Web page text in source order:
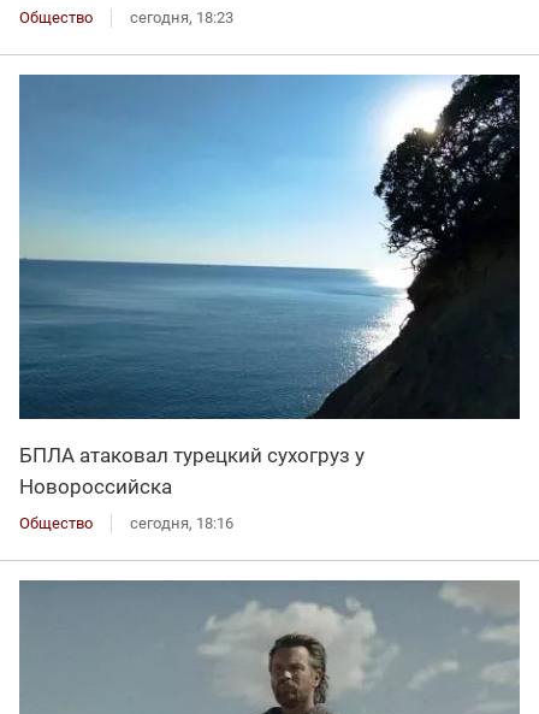
Общество сегодня, 18:23
БПЛА атаковал турецкий сухогруз у
Новороссийска
Общество сегодня, 18:16